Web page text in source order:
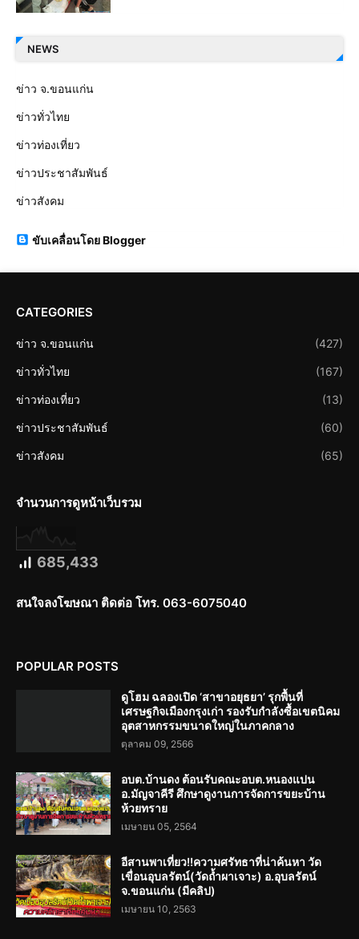
NEWS
ข่าว จ.ขอนแก่น
ข่าวทั่วไทย
ข่าวท่องเที่ยว
ข่าวประชาสัมพันธ์
ข่าวสังคม
ขับเคลื่อนโดย Blogger
CATEGORIES
ข่าว จ.ขอนแก่น (427)
ข่าวทั่วไทย (167)
ข่าวท่องเที่ยว (13)
ข่าวประชาสัมพันธ์ (60)
ข่าวสังคม (65)
จำนวนการดูหน้าเว็บรวม
685,433
สนใจลงโฆษณา ติดต่อ โทร. 063-6075040
POPULAR POSTS
ดูโฮม ฉลองเปิด ‘สาขาอยุธยา’ รุกพื้นที่
เศรษฐกิจเมืองกรุงเก่า รองรับกำลังซื้อเขตนิคม
อุตสาหกรรมขนาดใหญ่ในภาคกลาง
ตุลาคม 09, 2566
อบต.บ้านดง ต้อนรับคณะอบต.หนองแปน
อ.มัญจาคีรี ศึกษาดูงานการจัดการขยะบ้าน
ห้วยทราย
เมษายน 05, 2564
อีสานพาเที่ยว!!ความศรัทธาที่น่าค้นหา วัด
เขื่อนอุบลรัตน์(วัดถ้ำผาเจาะ) อ.อุบลรัตน์
จ.ขอนแก่น (มีคลิป)
เมษายน 10, 2563